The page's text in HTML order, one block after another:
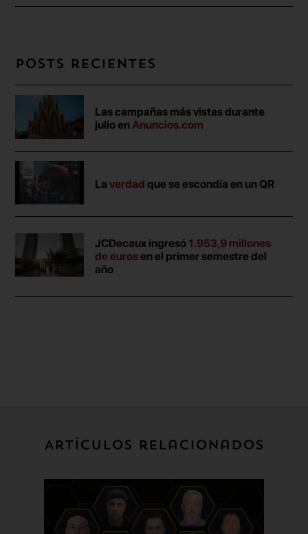
Posts recientes
Las campañas más vistas durante
julio enAnuncios.com
Laverdad que se escondía en un QR
JCDecaux ingresó 1.953,9 millones
de eurosen el primer semestre del
año
Artículos relacionados